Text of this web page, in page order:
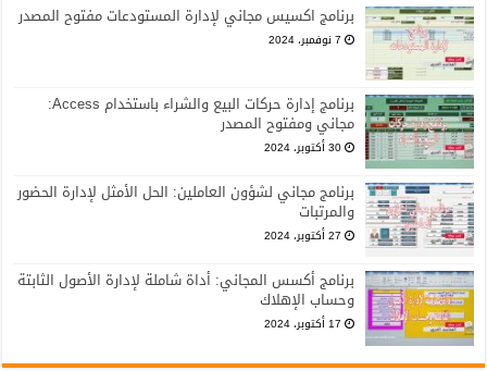
برنامج اكسيس مجاني لإدارة المستودعات مفتوح المصدر
7 نوفمبر، 2024
برنامج إدارة حركات البيع والشراء باستخدام Access:
مجاني ومفتوح المصدر
30 أكتوبر، 2024
برنامج مجاني لشؤون العاملين: الحل الأمثل لإدارة الحضور
والمرتبات
27 أكتوبر، 2024
برنامج أكسس المجاني: أداة شاملة لإدارة الأصول الثابتة
وحساب الإهلاك
17 أكتوبر، 2024